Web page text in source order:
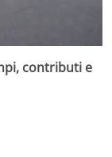
contributi e